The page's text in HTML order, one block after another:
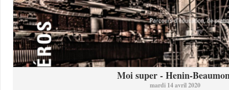
Moi super - Henin-
mardi 14 avril 2020